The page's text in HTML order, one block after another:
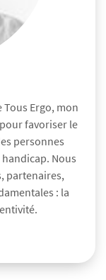
Ergo, mon
favoriser le
personnes
Nous
partenaires,
: la